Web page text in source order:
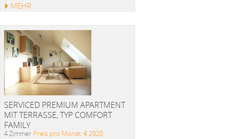
MEHR
SERVICED PREMIUM APARTMENT
MIT TERRASSE, TYP COMFORT
FAMILY
4 Zimmer Preis pro Monat: € 2920